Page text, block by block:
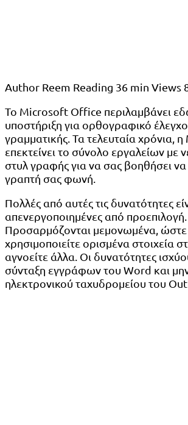
Author Reem Reading 36 min Views
Το Microsoft Office περιλαμβάνει
υποστήριξη για ορθογραφικό
γραμματικής. Τα τελευταία χρόνια,
επεκτείνει το σύνολο εργαλείων με
στυλ γραφής για να σας βοηθήσει να
γραπτή σας φωνή.
Πολλές από αυτές τις δυνατότητες
απενεργοποιημένες από προεπιλογή.
Προσαρμόζονται μεμονωμένα, ώστε
χρησιμοποιείτε ορισμένα στοιχεία
αγνοείτε άλλα. Οι δυνατότητες
σύνταξη εγγράφων του Word και
ηλεκτρονικού ταχυδρομείου του